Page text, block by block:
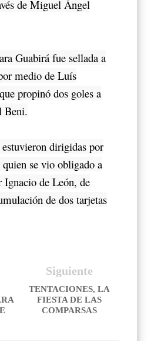
de Miguel Ángel
Guabirá fue sellada a
medio de Luís
propinó dos goles a
Beni.
dirigidas por
se vio obligado a
Ignacio de León, de
de dos tarjetas
Siguiente
TENTACIONES, LA
FIESTA DE LAS
COMPARSAS